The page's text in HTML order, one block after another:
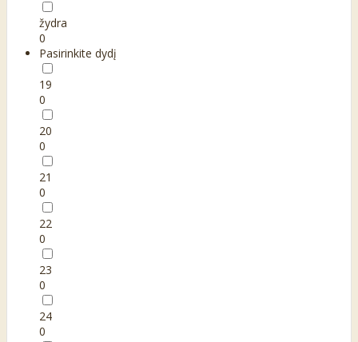
žydra
0
Pasirinkite dydį
19
0
20
0
21
0
22
0
23
0
24
0